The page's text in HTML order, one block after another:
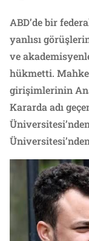
ABD’de bir
yanlısı
ve
hükmetti.
girişimlerinin
Kararda adı